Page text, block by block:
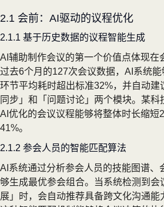
2.1 会前：AI驱动的议程优化
2.1.1 基于历史数据的议程智能生成
AI辅助制作会议的第一个价值点体现在
过去6个月的127次会议数据，AI系统能
环节平均耗时超出标准32%，并自动建
同步」和「问题讨论」两个模块。某
AI优化的会议议程能够将整体时长缩短
41%。
2.1.2 参会人员的智能匹配算法
AI系统通过分析参会人员的技能图谱、
够生成最优参会组合。当系统检测到会
展」时，会自动推荐具备跨文化沟通能